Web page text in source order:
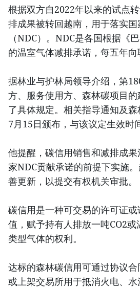
根据双方自2022年以来的试点
排成果被转回越南，用于落实
（NDC）。NDC是各国根据《
的温室气体减排承诺，每五年向
据林业与护林局领导介绍，第
方、服务使用方、森林碳项目
了具体规定。相关指导通知及
7月15日颁布，与该议定生效时
他提醒，碳信用销售和减排成
家NDC贡献承诺的前提下实施
善更新，以提交有权机关审批。
碳信用是一种可交易的许可证
值，赋予持有人排放一吨CO2
类型气体的权利。
达标的森林碳信用可通过协议合
或上架交易所用于抵消火电、